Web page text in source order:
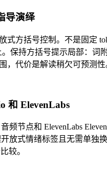
导演绎
式方括号控制。不是固定
保持方括号提示局部：词
，代价是解读稍欠可预测
和 ElevenLabs
音频节点和 ElevenLabs
放式情绪标签且无需单独
较。